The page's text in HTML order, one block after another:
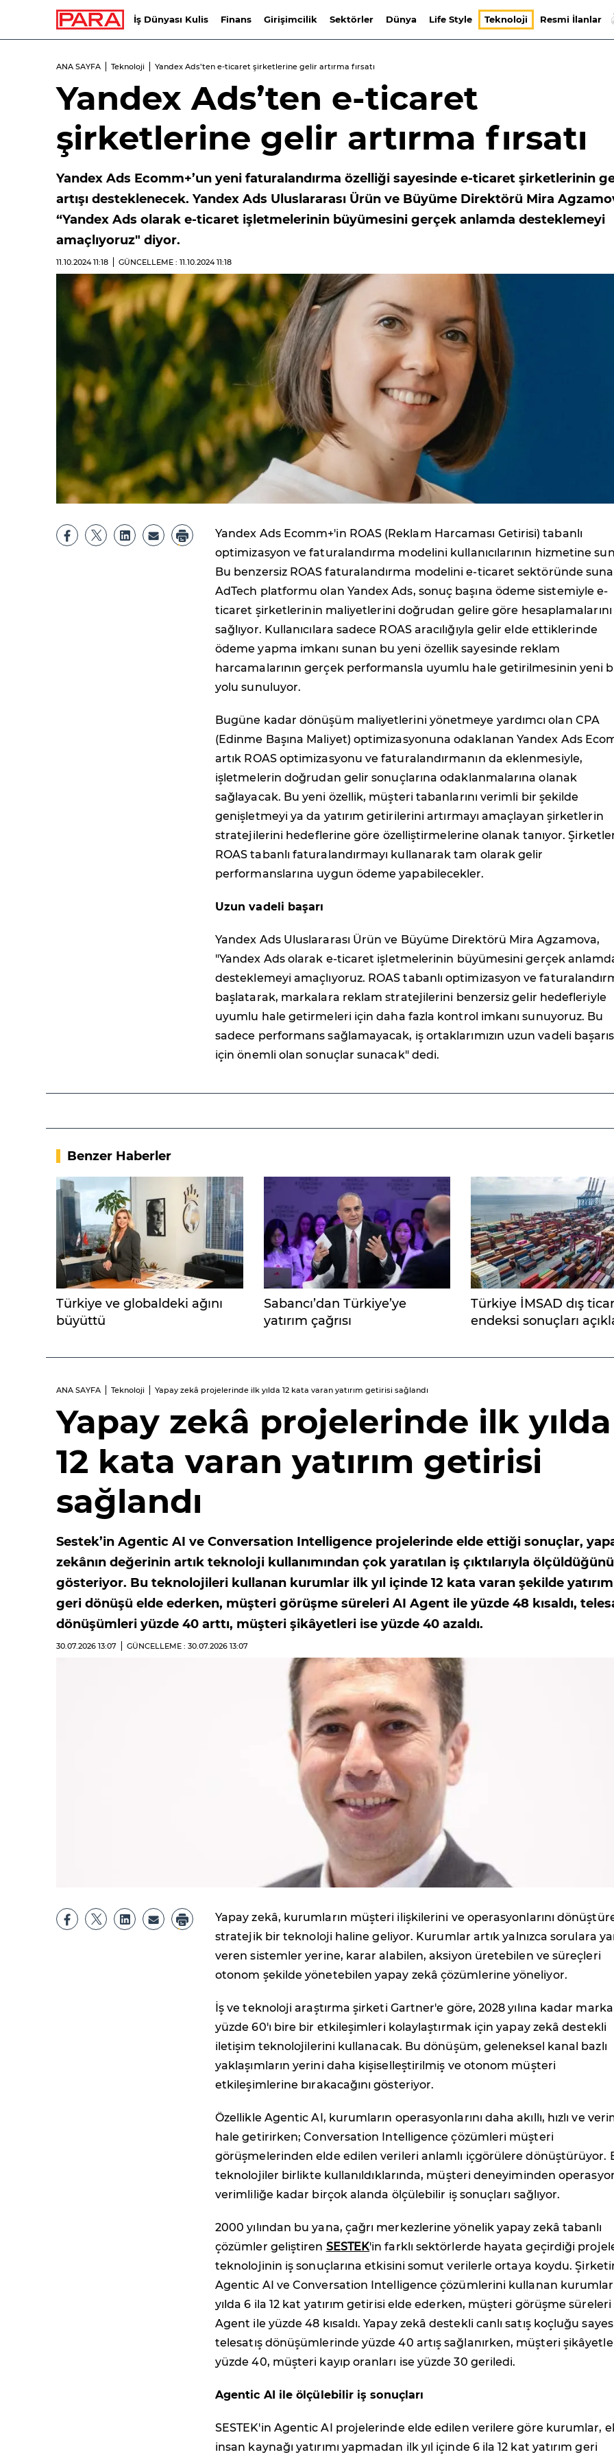
İş Dünyası Kulis Finans Girişimcilik Sektörler Dünya Life Style Teknoloji Resmi İlanlar
ANA SAYFA Teknoloji Yandex Ads’ten e-ticaret şirketlerine gelir artırma fırsatı
Yandex Ads’ten e-ticaret
şirketlerine gelir artırma fırsatı
Yandex Ads Ecomm+’un yeni faturalandırma özelliği sayesinde e-ticaret şirketlerinin
artışı desteklenecek. Yandex Ads Uluslararası Ürün ve Büyüme Direktörü Mira
“Yandex Ads olarak e-ticaret işletmelerinin büyümesini gerçek anlamda desteklemeyi
amaçlıyoruz" diyor.
11.10.202411:18 GÜNCELLEME : 11.10.202411:18
Yandex Ads Ecomm+'in ROAS (Reklam Harcaması Getirisi) tabanlı
optimizasyon ve faturalandırma modelini kullanıcılarının hizmetine
Bu benzersiz ROAS faturalandırma modelini e-ticaret sektöründe
AdTech platformu olan Yandex Ads, sonuç başına ödeme sistemiyle e-
ticaret şirketlerinin maliyetlerini doğrudan gelire göre hesaplamalarını
sağlıyor. Kullanıcılara sadece ROAS aracılığıyla gelir elde ettiklerinde
ödeme yapma imkanı sunan bu yeni özellik sayesinde reklam
harcamalarının gerçek performansla uyumlu hale getirilmesinin yeni
yolu sunuluyor.
Bugüne kadar dönüşüm maliyetlerini yönetmeye yardımcı olan CPA
(Edinme Başına Maliyet) optimizasyonuna odaklanan Yandex Ads
artık ROAS optimizasyonu ve faturalandırmanın da eklenmesiyle,
işletmelerin doğrudan gelir sonuçlarına odaklanmalarına olanak
sağlayacak. Bu yeni özellik, müşteri tabanlarını verimli bir şekilde
genişletmeyi ya da yatırım getirilerini artırmayı amaçlayan şirketlerin
stratejilerini hedeflerine göre özelliştirmelerine olanak tanıyor.
ROAS tabanlı faturalandırmayı kullanarak tam olarak gelir
performanslarına uygun ödeme yapabilecekler.
Uzun vadeli başarı
Yandex Ads Uluslararası Ürün ve Büyüme Direktörü Mira Agzamova,
"Yandex Ads olarak e-ticaret işletmelerinin büyümesini gerçek
desteklemeyi amaçlıyoruz. ROAS tabanlı optimizasyon ve
başlatarak, markalara reklam stratejilerini benzersiz gelir hedefleriyle
uyumlu hale getirmeleri için daha fazla kontrol imkanı sunuyoruz. Bu
sadece performans sağlamayacak, iş ortaklarımızın uzun vadeli
için önemli olan sonuçlar sunacak" dedi.
Benzer Haberler
Türkiye ve globaldeki ağını
büyüttü
Sabancı’dan Türkiye’ye
yatırım çağrısı
Türkiye İMSAD dış
endeksi sonuçları
ANA SAYFA Teknoloji Yapay zekâ projelerinde ilk yılda 12 kata varan yatırım getirisi sağlandı
Yapay zekâ projelerinde ilk yılda
12 kata varan yatırım getirisi
sağlandı
Sestek’in Agentic AI ve Conversation Intelligence projelerinde elde ettiği sonuçlar,
zekânın değerinin artık teknoloji kullanımından çok yaratılan iş çıktılarıyla ölçüldüğünü
gösteriyor. Bu teknolojileri kullanan kurumlar ilk yıl içinde 12 kata varan şekilde yatırım
geri dönüşü elde ederken, müşteri görüşme süreleri AI Agent ile yüzde 48 kısaldı,
dönüşümleri yüzde 40 arttı, müşteri şikâyetleri ise yüzde 40 azaldı.
30.07.2026 13:07 GÜNCELLEME : 30.07.2026 13:07
Yapay zekâ, kurumların müşteri ilişkilerini ve operasyonlarını
stratejik bir teknoloji haline geliyor. Kurumlar artık yalnızca sorulara
veren sistemler yerine, karar alabilen, aksiyon üretebilen ve süreçleri
otonom şekilde yönetebilen yapay zekâ çözümlerine yöneliyor.
İş ve teknoloji araştırma şirketi Gartner'e göre, 2028 yılına kadar
yüzde 60'ı bire bir etkileşimleri kolaylaştırmak için yapay zekâ destekli
iletişim teknolojilerini kullanacak. Bu dönüşüm, geleneksel kanal bazlı
yaklaşımların yerini daha kişiselleştirilmiş ve otonom müşteri
etkileşimlerine bırakacağını gösteriyor.
Özellikle Agentic AI, kurumların operasyonlarını daha akıllı, hızlı ve
hale getirirken; Conversation Intelligence çözümleri müşteri
görüşmelerinden elde edilen verileri anlamlı içgörülere dönüştürüyor.
teknolojiler birlikte kullanıldıklarında, müşteri deneyiminden
verimliliğe kadar birçok alanda ölçülebilir iş sonuçları sağlıyor.
2000 yılından bu yana, çağrı merkezlerine yönelik yapay zekâ tabanlı
çözümler geliştiren SESTEK'in farklı sektörlerde hayata geçirdiği
teknolojinin iş sonuçlarına etkisini somut verilerle ortaya koydu.
Agentic AI ve Conversation Intelligence çözümlerini kullanan
yılda 6 ila 12 kat yatırım getirisi elde ederken, müşteri görüşme süreleri
Agent ile yüzde 48 kısaldı. Yapay zekâ destekli canlı satış koçluğu
telesatış dönüşümlerinde yüzde 40 artış sağlanırken, müşteri
yüzde 40, müşteri kayıp oranları ise yüzde 30 geriledi.
Agentic AI ile ölçülebilir iş sonuçları
SESTEK'in Agentic AI projelerinde elde edilen verilere göre kurumlar,
insan kaynağı yatırımı yapmadan ilk yıl içinde 6 ila 12 kat yatırım geri